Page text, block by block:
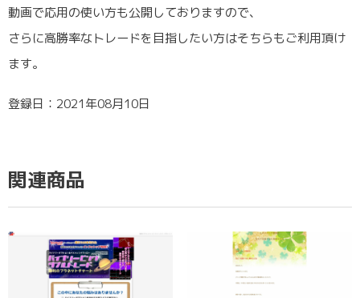
動画で応用の使い方も公開しておりますので、
さらに高勝率なトレードを目指したい方はそちらもご利用頂け
ます。
登録日：2021年08月10日
関連商品